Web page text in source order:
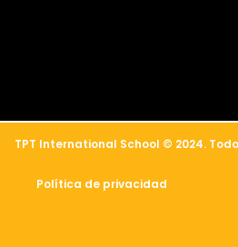
TPT International School © 2024.
Política de privacidad